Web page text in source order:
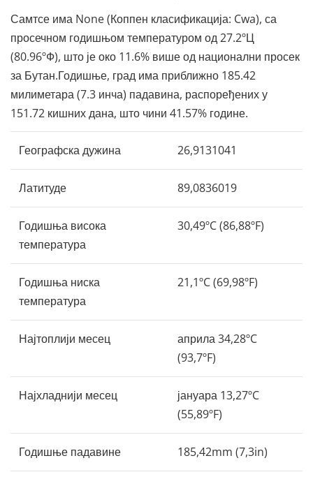
Самтсе има None (Коппен класификација: Cwa), са
просечном годишњом температуром од 27.2ºЦ
(80.96ºФ), што је око 11.6% више од национални просек
за Бутан.Годишње, град има приближно 185.42
милиметара (7.3 инча) падавина, распоређених у
151.72 кишних дана, што чини 41.57% године.
Географска дужина 26,9131041
Латитуде 89,0836019
Годишња висока
температура
30,49ºC (86,88ºF)
Годишња ниска
температура
21,1ºC (69,98ºF)
Најтоплији месец
априла 34,28ºC
(93,7ºF)
Најхладнији месец
јануара 13,27ºC
(55,89ºF)
Годишње падавине 185,42mm (7,3in)